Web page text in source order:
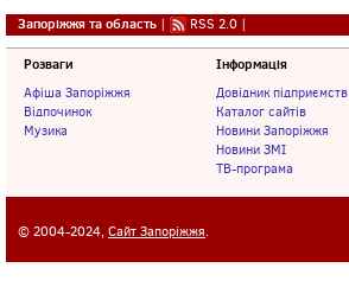
Запоріжжя та область | RSS 2.0 |
Розваги
Афіша Запоріжжя
Відпочинок
Музика
Інформація
Довідник підприємств
Каталог сайтів
Новини Запоріжжя
Новини ЗМІ
ТВ-програма
© 2004-2024, Сайт Запоріжжя.